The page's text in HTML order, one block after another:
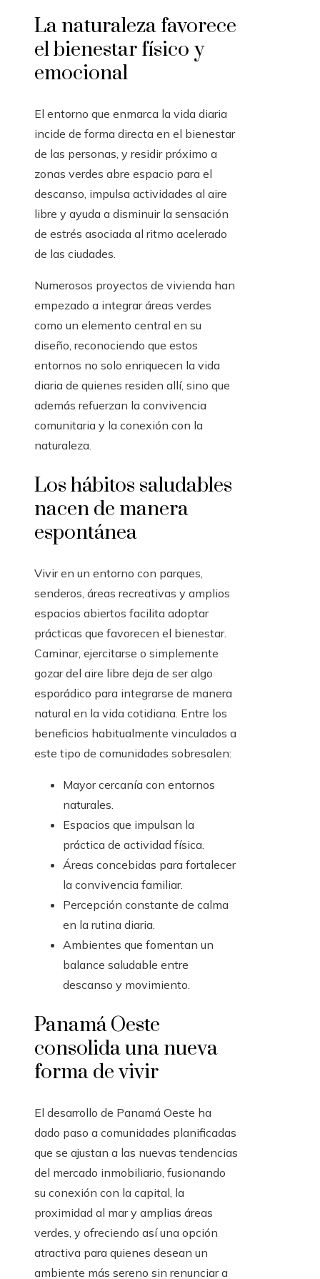
La naturaleza favorece
el bienestar físico y
emocional
El entorno que enmarca la vida diaria
incide de forma directa en el bienestar
de las personas, y residir próximo a
zonas verdes abre espacio para el
descanso, impulsa actividades al aire
libre y ayuda a disminuir la sensación
de estrés asociada al ritmo acelerado
de las ciudades.
Numerosos proyectos de vivienda han
empezado a integrar áreas verdes
como un elemento central en su
diseño, reconociendo que estos
entornos no solo enriquecen la vida
diaria de quienes residen allí, sino que
además refuerzan la convivencia
comunitaria y la conexión con la
naturaleza.
Los hábitos saludables
nacen de manera
espontánea
Vivir en un entorno con parques,
senderos, áreas recreativas y amplios
espacios abiertos facilita adoptar
prácticas que favorecen el bienestar.
Caminar, ejercitarse o simplemente
gozar del aire libre deja de ser algo
esporádico para integrarse de manera
natural en la vida cotidiana. Entre los
beneficios habitualmente vinculados a
este tipo de comunidades sobresalen:
Mayor cercanía con entornos
naturales.
Espacios que impulsan la
práctica de actividad física.
Áreas concebidas para fortalecer
la convivencia familiar.
Percepción constante de calma
en la rutina diaria.
Ambientes que fomentan un
balance saludable entre
descanso y movimiento.
Panamá Oeste
consolida una nueva
forma de vivir
El desarrollo de Panamá Oeste ha
dado paso a comunidades planificadas
que se ajustan a las nuevas tendencias
del mercado inmobiliario, fusionando
su conexión con la capital, la
proximidad al mar y amplias áreas
verdes, y ofreciendo así una opción
atractiva para quienes desean un
ambiente más sereno sin renunciar a